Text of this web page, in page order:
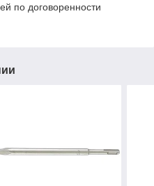
по договоренности